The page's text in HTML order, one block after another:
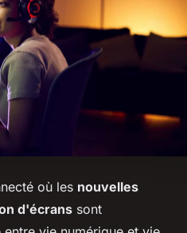
où les nouvelles
d'écrans sont